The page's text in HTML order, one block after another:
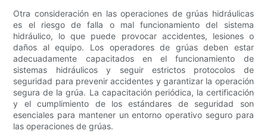
Otra consideración en las operaciones de grúas hidráulicas
es el riesgo de falla o mal funcionamiento del sistema
hidráulico, lo que puede provocar accidentes, lesiones o
daños al equipo. Los operadores de grúas deben estar
adecuadamente capacitados en el funcionamiento de
sistemas hidráulicos y seguir estrictos protocolos de
seguridad para prevenir accidentes y garantizar la operación
segura de la grúa. La capacitación periódica, la certificación
y el cumplimiento de los estándares de seguridad son
esenciales para mantener un entorno operativo seguro para
las operaciones de grúas.